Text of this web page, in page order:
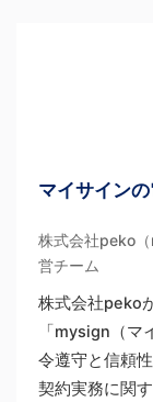
マイサイン
株式会社peko
営チーム
株式会社peko
「mysign（マ
令遵守と信頼
契約実務に関